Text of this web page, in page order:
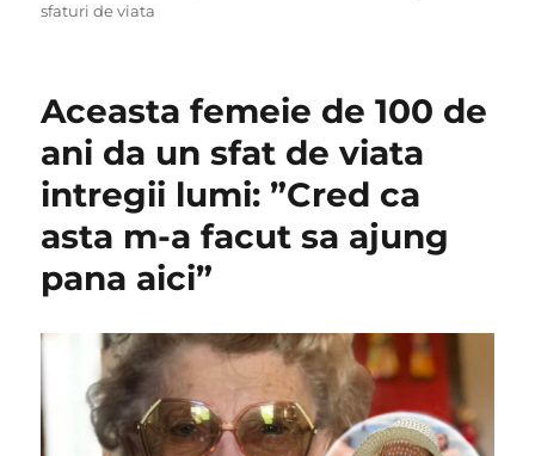
sfaturi de viata
Aceasta femeie de 100 de
ani da un sfat de viata
intregii lumi: ”Cred ca
asta m-a facut sa ajung
pana aici”